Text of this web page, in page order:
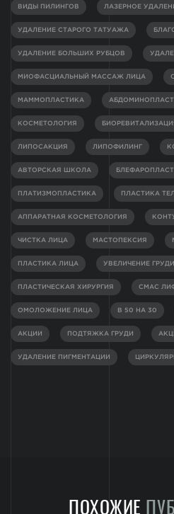
ВИДЫ ПИЛИНГОВ ЛАЗЕРНОЕ
УДАЛЕНИЕ СТАРОГО ТАТУАЖА
УДАЛЕНИЕ БОЛЬШИХ РУБЦОВ
МИОФАСЦИАЛЬНЫЙ МАССАЖ ЛИЦА
МАММОПЛАСТИКА
КОСМЕТОЛОГИЯ
ЛИПОСАКЦИЯ ЛИПОФИЛИНГ
АВТОРСКАЯ ШКОЛА
ПЛАТИЗМОПЛАСТИКА ПЛАСТИКА
АППАРАТНАЯ КОСМЕТОЛОГИЯ
ЧИСТКА ЛИЦА МАСТОПЕКСИЯ
ПЛАСТИКА ЛИЦА УВЕЛИЧЕНИЕ ГРУДИ
ПЛАСТИЧЕСКАЯ ХИРУРГИЯ СМАС
ОМОЛОЖЕНИЕ ЛИЦА В 50 НА 30
АКЦИИ ПОДТЯЖКА ГРУДИ
УДАЛЕНИЕ ПИГМЕНТАЦИИ
ПОХОЖИЕ